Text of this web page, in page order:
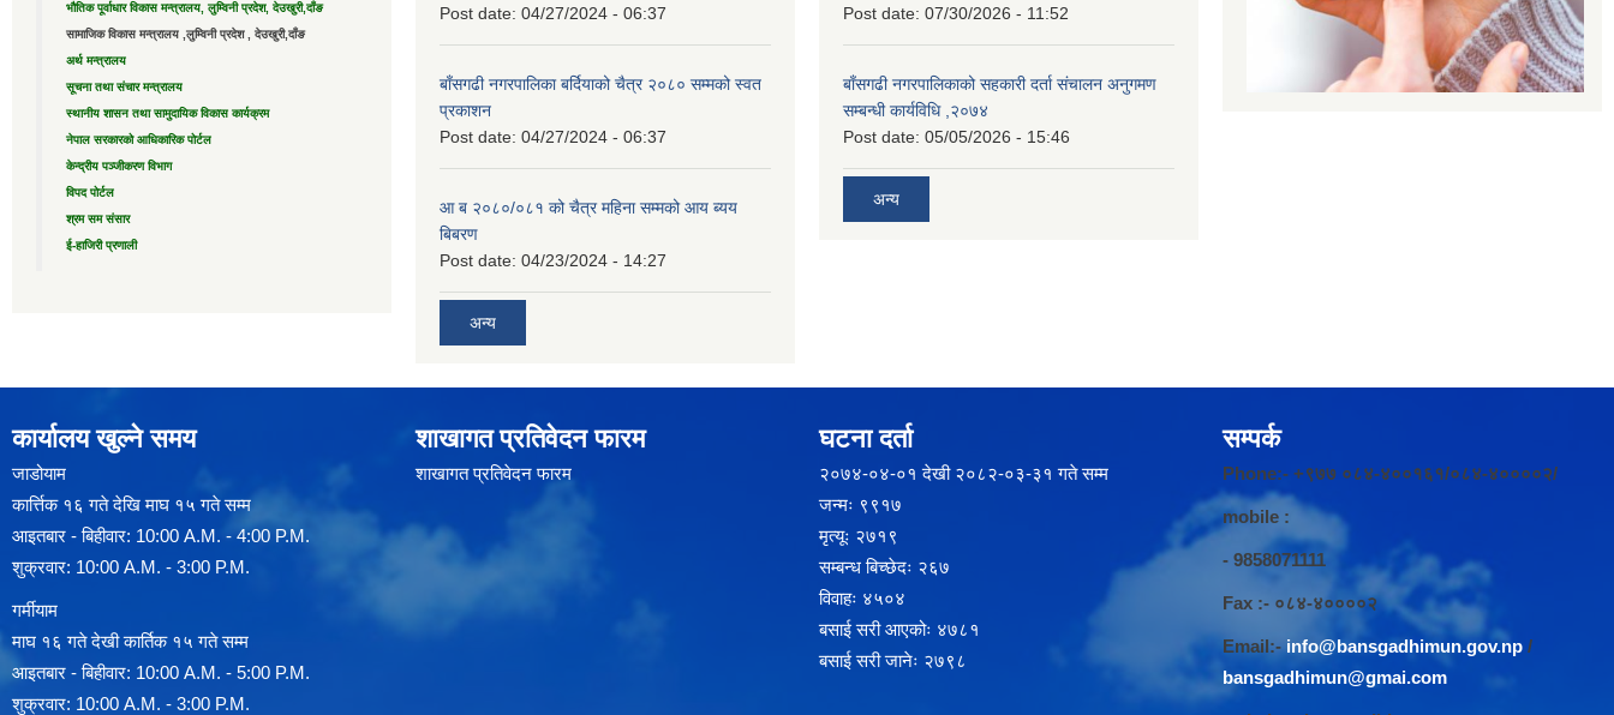
भौतिक पूर्वाधार विकास मन्त्रालय, लुम्विनी प्रदेश, देउखुरी,दाँङ
सामाजिक विकास मन्त्रालय ,लुम्विनी प्रदेश , देउखुरी,दाँङ
अर्थ मन्त्रालय
सूचना तथा संचार मन्त्रालय
स्थानीय शासन तथा सामुदायिक विकास कार्यक्रम
नेपाल सरकारको आधिकारिक पोर्टल
केन्द्रीय पञ्जीकरण विभाग
विपद पोर्टल
श्रम सम संसार
ई-हाजिरी प्रणाली
Post date: 04/27/2024 - 06:37
बाँसगढी नगरपालिका बर्दियाको चैत्र २०८० सम्मको स्वत
प्रकाशन
Post date: 04/27/2024 - 06:37
आ ब २०८०/०८१ को चैत्र महिना सम्मको आय ब्यय
बिबरण
Post date: 04/23/2024 - 14:27
अन्य
Post date: 07/30/2026 - 11:52
बाँसगढी नगरपालिकाको सहकारी दर्ता संचालन अनुगमण
सम्बन्धी कार्यविधि ,२०७४
Post date: 05/05/2026 - 15:46
अन्य
कार्यालय खुल्ने समय
जाडोयाम
कार्त्तिक १६ गते देखि माघ १५ गते सम्म
आइतबार - बिहीवार: 10:00 A.M. - 4:00 P.M.
शुक्रवार: 10:00 A.M. - 3:00 P.M.
गर्मीयाम
माघ १६ गते देखी कार्तिक १५ गते सम्म
आइतबार - बिहीवार: 10:00 A.M. - 5:00 P.M.
शुक्रवार: 10:00 A.M. - 3:00 P.M.
शाखागत प्रतिवेदन फारम
शाखागत प्रतिवेदन फारम
घटना दर्ता
२‍०७४-०४-०१ देखी २०८२-०३-३१ गते सम्म
जन्मः ९९१७
मृत्यूः २७१९
सम्बन्ध बिच्छेदः २६७
विवाहः ४५०४
बसाई सरी आएकोः ४७८१
बसाई सरी जानेः २७९८
सम्पर्क
Phone:- +९७७ ०८४-४००१६१/०८४-४००००२/
mobile :
- 9858071111
Fax :- ०८४-४००००२
Email:-info@bansgadhimun.gov.np /
bansgadhimun@gmai.com